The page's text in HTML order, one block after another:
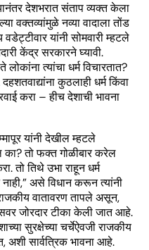
देशभरात संताप व्यक्त केला
वक्तव्यांमुळे नव्या वादाला तोंड
यांनी सोमवारी म्हटले
केंद्र सरकारने घ्यावी.
त्यांचा धर्म विचारतात?
कुठलाही धर्म किंवा
करा – हीच देशाची भावना
यांनी देखील म्हटले
का? तो फक्त गोळीबार करेल
तो तिथे उभा राहून धर्म
असे विधान करून त्यांनी
वातावरण तापले असून,
जोरदार टीका केली जात आहे.
सुरक्षेच्या चर्चेऐवजी राजकीय
अशी सार्वत्रिक भावना आहे.